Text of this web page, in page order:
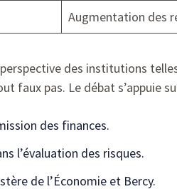
Augmentation des
des institutions
faux pas. Le débat s’appuie
des finances.
l’évaluation des risques.
de l’Économie et Bercy.